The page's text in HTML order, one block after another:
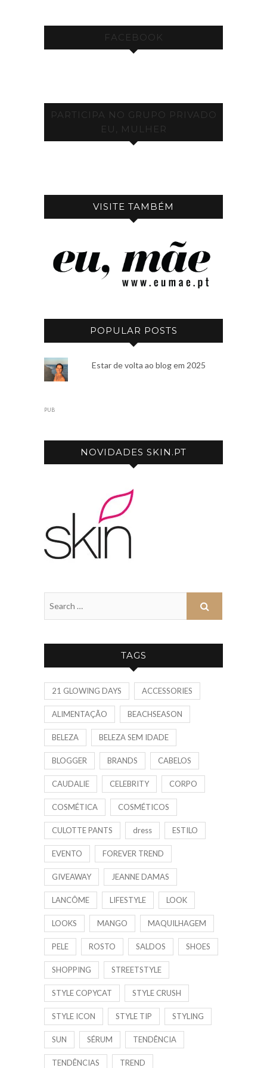
FACEBOOK
PARTICIPA NO GRUPO PRIVADO
EU, MULHER
VISITE TAMBÉM
POPULAR POSTS
Estar de volta ao blog em 2025
PUB
NOVIDADES SKIN.PT
TAGS
21 GLOWING DAYS ACCESSORIES
ALIMENTAÇÃO BEACHSEASON
BELEZA BELEZA SEM IDADE
BLOGGER BRANDS CABELOS
CAUDALIE CELEBRITY CORPO
COSMÉTICA COSMÉTICOS
CULOTTE PANTS dress ESTILO
EVENTO FOREVER TREND
GIVEAWAY JEANNE DAMAS
LANCÔME LIFESTYLE LOOK
LOOKS MANGO MAQUILHAGEM
PELE ROSTO SALDOS SHOES
SHOPPING STREETSTYLE
STYLE COPYCAT STYLE CRUSH
STYLE ICON STYLE TIP STYLING
SUN SÉRUM TENDÊNCIA
TENDÊNCIAS TREND